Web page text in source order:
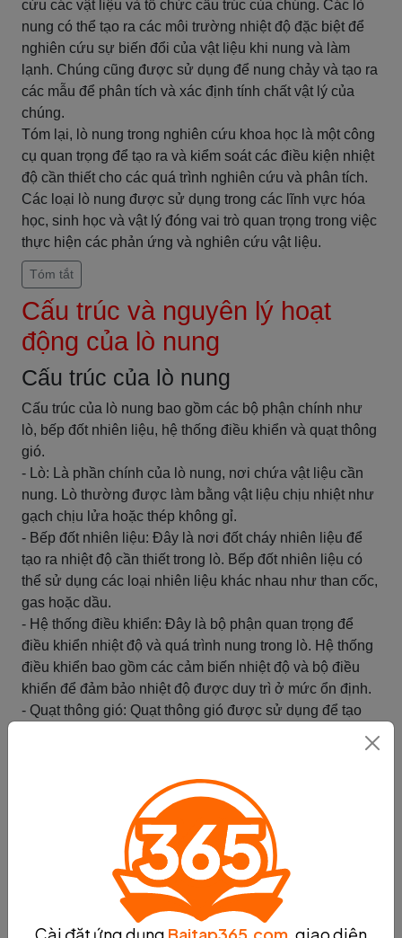
cứu các vật liệu và tổ chức cấu trúc của chúng. Các lò
nung có thể tạo ra các môi trường nhiệt độ đặc biệt để
nghiên cứu sự biến đổi của vật liệu khi nung và làm
lạnh. Chúng cũng được sử dụng để nung chảy và tạo ra
các mẫu để phân tích và xác định tính chất vật lý của
chúng.
Tóm lại, lò nung trong nghiên cứu khoa học là một công
cụ quan trọng để tạo ra và kiểm soát các điều kiện nhiệt
độ cần thiết cho các quá trình nghiên cứu và phân tích.
Các loại lò nung được sử dụng trong các lĩnh vực hóa
học, sinh học và vật lý đóng vai trò quan trọng trong việc
thực hiện các phản ứng và nghiên cứu vật liệu.
Tóm tắt
Cấu trúc và nguyên lý hoạt
động của lò nung
Cấu trúc của lò nung
Cấu trúc của lò nung bao gồm các bộ phận chính như
lò, bếp đốt nhiên liệu, hệ thống điều khiển và quạt thông
gió.
- Lò: Là phần chính của lò nung, nơi chứa vật liệu cần
nung. Lò thường được làm bằng vật liệu chịu nhiệt như
gạch chịu lửa hoặc thép không gỉ.
- Bếp đốt nhiên liệu: Đây là nơi đốt cháy nhiên liệu để
tạo ra nhiệt độ cần thiết trong lò. Bếp đốt nhiên liệu có
thể sử dụng các loại nhiên liệu khác nhau như than cốc,
gas hoặc dầu.
- Hệ thống điều khiển: Đây là bộ phận quan trọng để
điều khiển nhiệt độ và quá trình nung trong lò. Hệ thống
điều khiển bao gồm các cảm biến nhiệt độ và bộ điều
khiển để đảm bảo nhiệt độ được duy trì ở mức ổn định.
- Quạt thông gió: Quạt thông gió được sử dụng để tạo
loại bỏ khí thải. Quạt thông gió cũng giúp kiểm soát lưu
Cấu trúc của lò nung rất quan trọng để đảm bảo quá
trình nung diễn ra hiệu quả và an toàn. Việc hiểu về cấu
trúc này sẽ giúp chúng ta nắm bắt được nguyên lý hoạt
động của lò nung và áp dụng các biện pháp điều khiển
phù hợp để đạt được kết quả mong muốn.